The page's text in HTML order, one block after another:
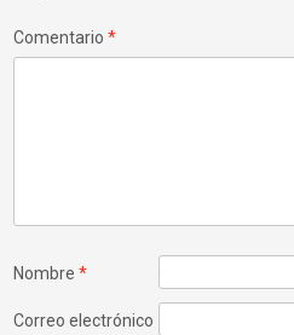
Comentario*
Nombre*
Correo electrónico